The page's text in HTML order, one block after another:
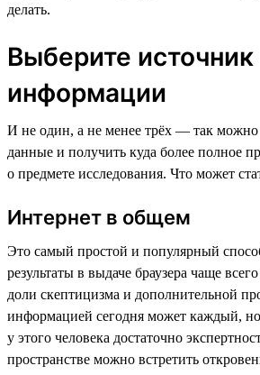
делать.
Выберите источник
информации
И не один, а не менее трёх — так можно
данные и получить куда более полное
о предмете исследования. Что может
Интернет в общем
Это самый простой и популярный
результаты в выдаче браузера чаще
доли скептицизма и дополнительной
информацией сегодня может каждый,
у этого человека достаточно
пространстве можно встретить